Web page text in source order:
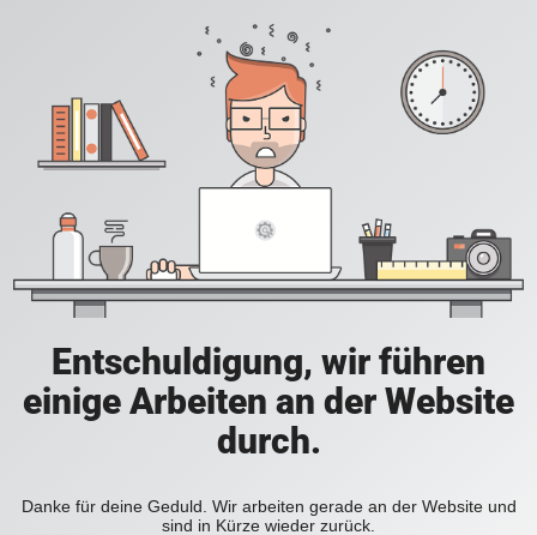
Entschuldigung, wir führen
einige Arbeiten an der Website
durch.
Danke für deine Geduld. Wir arbeiten gerade an der Website und
sind in Kürze wieder zurück.